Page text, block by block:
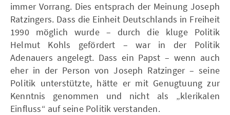
immer Vorrang. Dies entsprach der Meinung Joseph
Ratzingers. Dass die Einheit Deutschlands in Freiheit
1990 möglich wurde – durch die kluge Politik
Helmut Kohls gefördert – war in der Politik
Adenauers angelegt. Dass ein Papst – wenn auch
eher in der Person von Joseph Ratzinger – seine
Politik unterstützte, hätte er mit Genugtuung zur
Kenntnis genommen und nicht als „klerikalen
Einfluss“ auf seine Politik verstanden.